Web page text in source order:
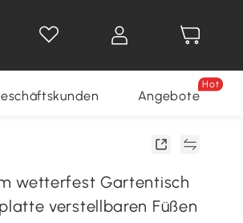
GewinnspieleAngebote
Hot
wetterfest Gartentisch
verstellbaren Füßen